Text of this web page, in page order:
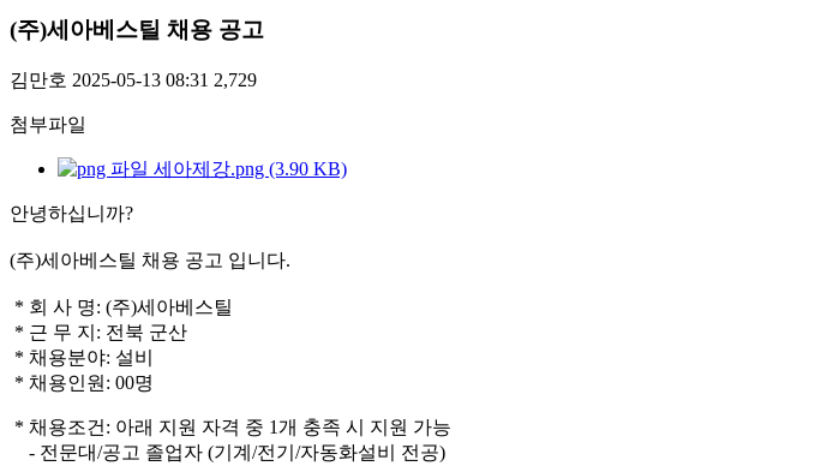
(주)세아베스틸 채용 공고
김만호 2025-05-13 08:31 2,729
첨부파일
세아제강.png (3.90 KB)
안녕하십니까?
(주)세아베스틸 채용 공고 입니다.
* 회 사 명: (주)세아베스틸
* 근 무 지: 전북 군산
* 채용분야: 설비
* 채용인원: 00명
* 채용조건: 아래 지원 자격 중 1개 충족 시 지원 가능
- 전문대/공고 졸업자 (기계/전기/자동화설비 전공)